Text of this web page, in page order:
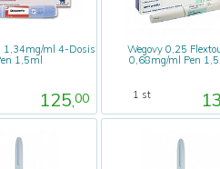
1,34mg/ml 4-Dosis
1,5ml
125 00
Wegovy 0,25
0,68mg/ml Pen
1 st